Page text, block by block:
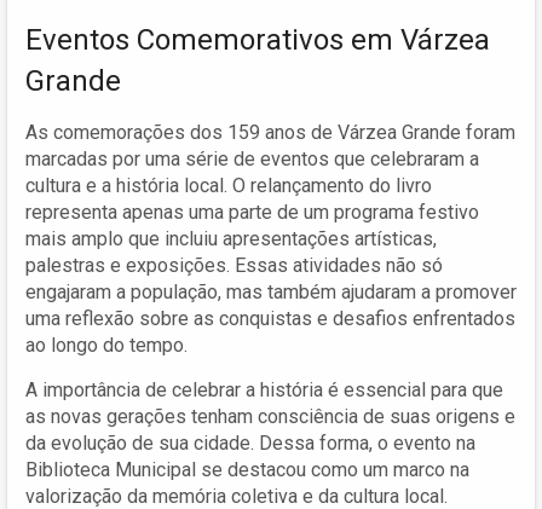
Eventos Comemorativos em Várzea
Grande
As comemorações dos 159 anos de Várzea Grande foram
marcadas por uma série de eventos que celebraram a
cultura e a história local. O relançamento do livro
representa apenas uma parte de um programa festivo
mais amplo que incluiu apresentações artísticas,
palestras e exposições. Essas atividades não só
engajaram a população, mas também ajudaram a promover
uma reflexão sobre as conquistas e desafios enfrentados
ao longo do tempo.
A importância de celebrar a história é essencial para que
as novas gerações tenham consciência de suas origens e
da evolução de sua cidade. Dessa forma, o evento na
Biblioteca Municipal se destacou como um marco na
valorização da memória coletiva e da cultura local.